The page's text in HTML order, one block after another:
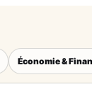
Économie &